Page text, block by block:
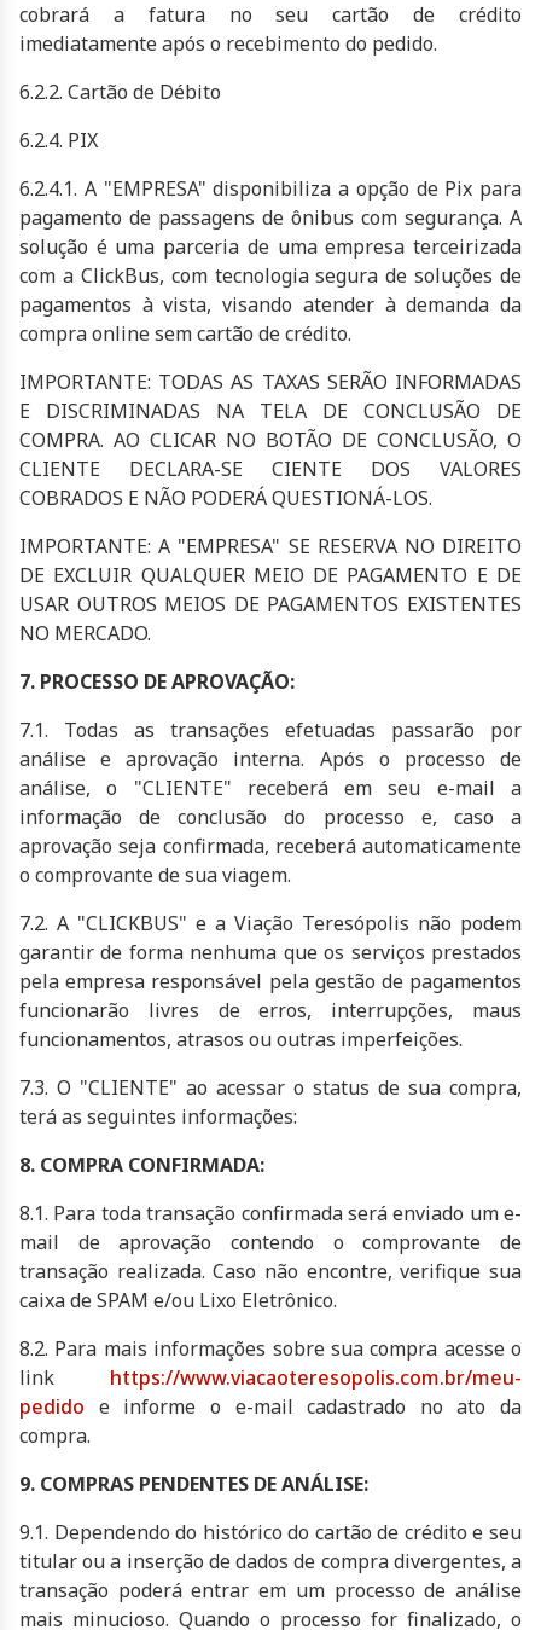
cobrará a fatura no seu cartão de crédito
imediatamente após o recebimento do pedido.
6.2.2. Cartão de Débito
6.2.4. PIX
6.2.4.1. A "EMPRESA" disponibiliza a opção de Pix para
pagamento de passagens de ônibus com segurança. A
solução é uma parceria de uma empresa terceirizada
com a ClickBus, com tecnologia segura de soluções de
pagamentos à vista, visando atender à demanda da
compra online sem cartão de crédito.
IMPORTANTE: TODAS AS TAXAS SERÃO INFORMADAS
E DISCRIMINADAS NA TELA DE CONCLUSÃO DE
COMPRA. AO CLICAR NO BOTÃO DE CONCLUSÃO, O
CLIENTE DECLARA-SE CIENTE DOS VALORES
COBRADOS E NÃO PODERÁ QUESTIONÁ-LOS.
IMPORTANTE: A "EMPRESA" SE RESERVA NO DIREITO
DE EXCLUIR QUALQUER MEIO DE PAGAMENTO E DE
USAR OUTROS MEIOS DE PAGAMENTOS EXISTENTES
NO MERCADO.
7. PROCESSO DE APROVAÇÃO:
7.1. Todas as transações efetuadas passarão por
análise e aprovação interna. Após o processo de
análise, o "CLIENTE" receberá em seu e-mail a
informação de conclusão do processo e, caso a
aprovação seja confirmada, receberá automaticamente
o comprovante de sua viagem.
7.2. A "CLICKBUS" e a Viação Teresópolis não podem
garantir de forma nenhuma que os serviços prestados
pela empresa responsável pela gestão de pagamentos
funcionarão livres de erros, interrupções, maus
funcionamentos, atrasos ou outras imperfeições.
7.3. O "CLIENTE" ao acessar o status de sua compra,
terá as seguintes informações:
8. COMPRA CONFIRMADA:
8.1. Para toda transação confirmada será enviado um e-
mail de aprovação contendo o comprovante de
transação realizada. Caso não encontre, verifique sua
caixa de SPAM e/ou Lixo Eletrônico.
8.2. Para mais informações sobre sua compra acesse o
link https://www.viacaoteresopolis.com.br/meu-
pedido e informe o e-mail cadastrado no ato da
compra.
9. COMPRAS PENDENTES DE ANÁLISE:
9.1. Dependendo do histórico do cartão de crédito e seu
titular ou a inserção de dados de compra divergentes, a
transação poderá entrar em um processo de análise
mais minucioso. Quando o processo for finalizado, o